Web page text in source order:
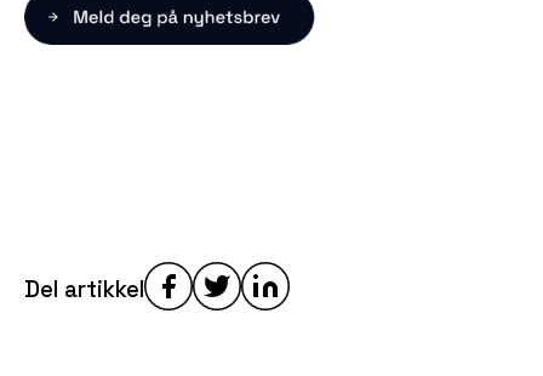
Del artikkel